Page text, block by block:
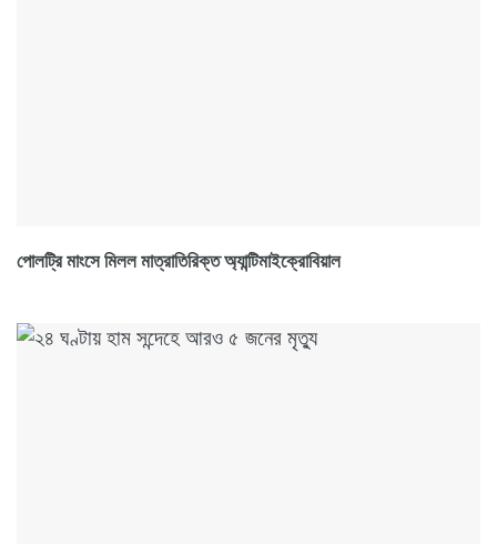
পোলট্রি মাংসে মিলল মাত্রাতিরিক্ত অ্যান্টিমাইক্রোবিয়াল